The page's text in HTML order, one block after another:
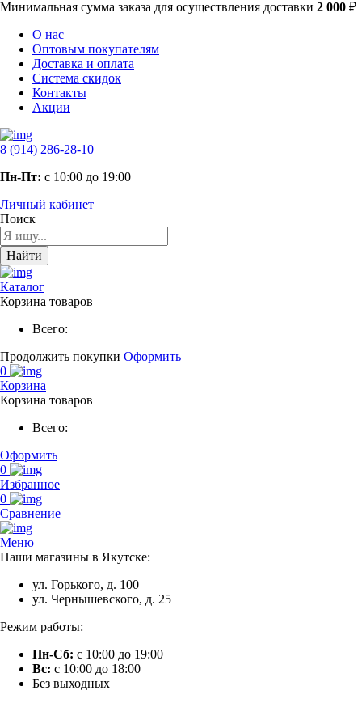
Минимальная сумма заказа для осуществления доставки 2 000 ₽
О нас
Оптовым покупателям
Доставка и оплата
Система скидок
Контакты
Акции
8 (914) 286-28-10
Пн-Пт: с 10:00 до 19:00
Личный кабинет
Поиск
Найти
Каталог
Корзина товаров
Всего:
Продолжить покупки Оформить
0
Корзина
Корзина товаров
Всего:
Оформить
0
Избранное
0
Сравнение
Меню
Наши магазины в Якутске:
ул. Горького, д. 100
ул. Чернышевского, д. 25
Режим работы:
Пн-Сб: с 10:00 до 19:00
Вс: с 10:00 до 18:00
Без выходных